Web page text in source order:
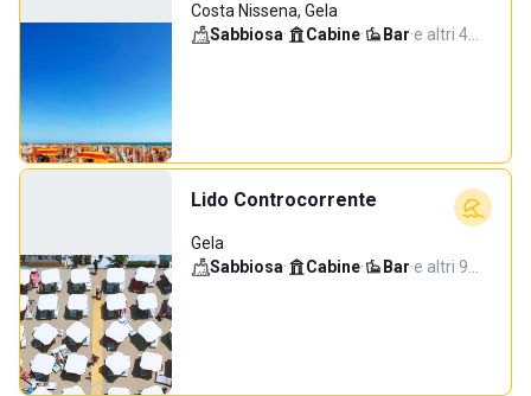
Costa Nissena, Gela
Sabbiosa· Cabine· Bar·e altri 4…
Lido Controcorrente
Gela
Sabbiosa· Cabine· Bar·e altri 9…